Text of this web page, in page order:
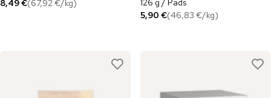
8,49 €(67,92 €/kg)
126 g / Pads
5,90 €(46,83 €/kg)